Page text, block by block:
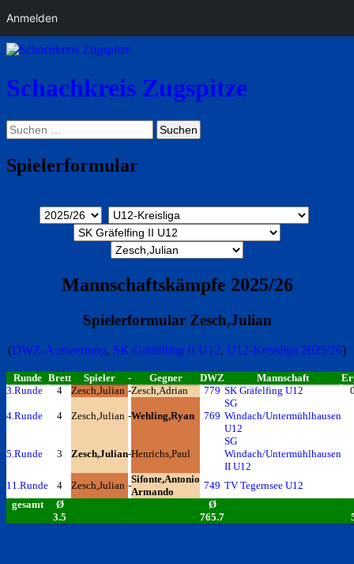
Anmelden
Schachkreis Zugspitze
Suchen
Suchen
nach:
Spielerformular
Mannschaftskämpfe 2025/26
Spielerformular Zesch,Julian
(DWZ-Auswertung, SK Gräfelfing II U12, U12-Kreisliga 2025/26)
Runde Brett Spieler - Gegner DWZ Mannschaft
3.Runde
4 Zesch,Julian -Zesch,Adrian 779 SK Gräfelfing U12
4.Runde 4 Zesch,Julian -Wehling,Ryan 769
SG
Windach/Untermühlhausen
U12
5.Runde 3 Zesch,Julian-Henrichs,Paul
SG
Windach/Untermühlhausen
II U12
11.Runde
4 Zesch,Julian -
Sifonte,Antonio
Armando
749 TV Tegernsee U12
gesamt
Ø
3.5
Ø
765.7